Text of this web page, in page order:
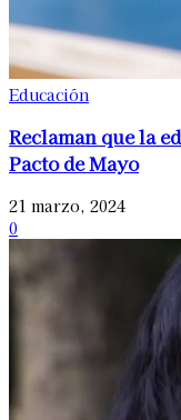
Educación
Reclaman que la
Pacto de Mayo
21 marzo, 2024
0